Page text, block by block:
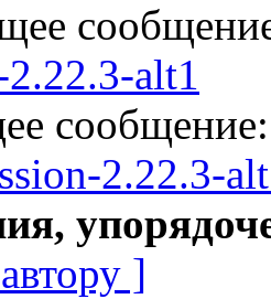
alt1
2.22.3-
]